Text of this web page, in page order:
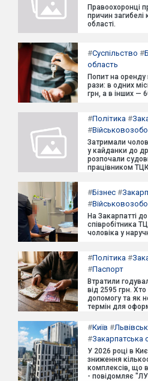
Правоохоронці
причин загибелі
області.
#Суспільство #
область
Попит на оренду
рази: в одних
грн, а в інших —
#Політика #
#
Затримали
у кайданки до
розпочали
працівником
#Бізнес #
#
На Закарпатті
співробітника
чоловіка у
#Політика #
#Паспорт
Втратили
від 2595 грн.
допомогу та як
термін для
#Київ #
#Закарпатська
У 2026 році в
зниження
комплексів, що
- повідомляє